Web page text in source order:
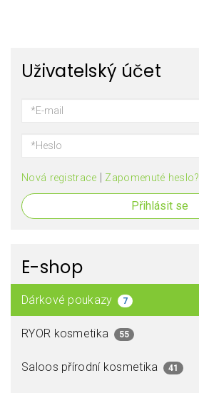
Uživatelský účet
Nová registrace | Zapomenuté heslo?
Přihlásit se
E-shop
Dárkové poukazy 7
RYOR kosmetika 55
Saloos přírodní kosmetika 41